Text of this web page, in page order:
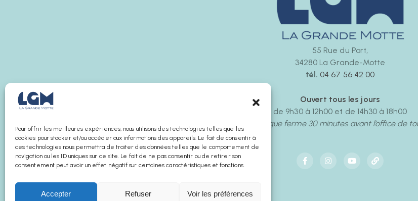
Pour offrir les meilleures expériences, nous utilisons des technologies telles que les
cookies pour stocker et/ou accéder aux informations des appareils. Le fait de consentir à
ces technologies nous permettra de traiter des données telles que le comportement de
navigation ou les ID uniques sur ce site. Le fait de ne pas consentir ou de retirer son
consentement peut avoir un effet négatif sur certaines caractéristiques et fonctions.
Accepter Refuser Voir les préférences
55 Rue du Port,
34280 La Grande-Motte
tél. 04 67 56 42 00
Ouvert tous les jours
de 9h30 à 12h00 et de 14h30 à 18h00
La boutique ferme 30 minutes avant l’office de